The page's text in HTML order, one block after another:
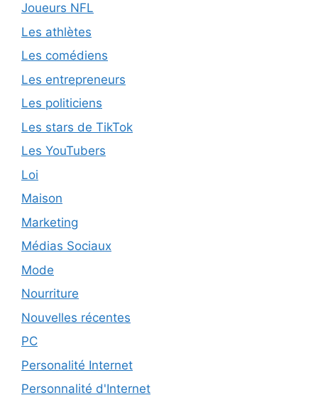
Joueurs NFL
Les athlètes
Les comédiens
Les entrepreneurs
Les politiciens
Les stars de TikTok
Les YouTubers
Loi
Maison
Marketing
Médias Sociaux
Mode
Nourriture
Nouvelles récentes
PC
Personalité Internet
Personnalité d'Internet